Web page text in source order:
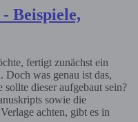
Beispiele,
fertigt zunächst ein
Doch was genau ist das,
dieser aufgebaut sein?
sowie die
achten, gibt es in